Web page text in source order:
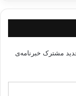
مشترک خبرنامه‌ی